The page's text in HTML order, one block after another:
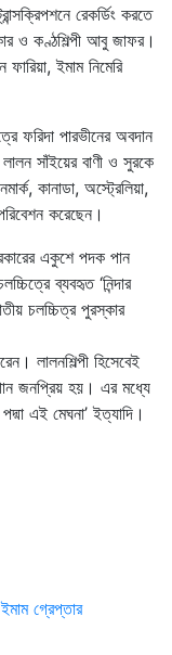
রেকর্ডিং করতে
ও কণ্ঠশিল্পী আবু জাফর।
ইমাম নিমেরি
ফরিদা পারভীনের অবদান
সাঁইয়ের বাণী ও সুরকে
কানাডা, অস্ট্রেলিয়া,
করেছেন।
একুশে পদক পান
ব্যবহৃত ‘নিন্দার
চলচ্চিত্র পুরস্কার
লালনশিল্পী হিসেবেই
জনপ্রিয় হয়। এর মধ্যে
এই মেঘনা’ ইত্যাদি।
গ্রেপ্তার